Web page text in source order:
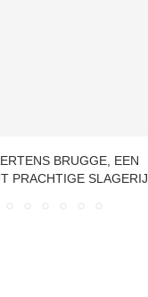
BRUGGE, EEN
PRACHTIGE SLAGERIJ